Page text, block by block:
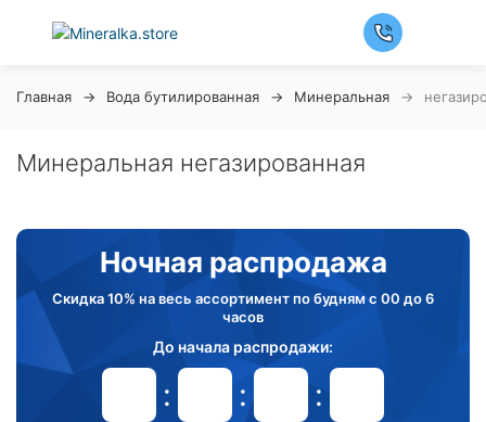
Главная Вода бутилированная Минеральная
Минеральная негазированная
Ночная распродажа
Скидка 10% на весь ассортимент по будням с 00 до 6
часов
До начала распродажи: